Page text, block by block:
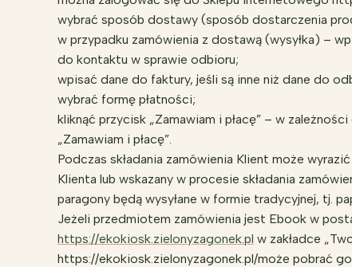
wybrać sposób dostawy (sposób dostarczenia
w przypadku zamówienia z dostawą (wysyłka) –
do kontaktu w sprawie odbioru;
wpisać dane do faktury, jeśli są inne niż dane do
wybrać formę płatności;
kliknąć przycisk „Zamawiam i płacę” – w
„Zamawiam i płacę”.
Podczas składania zamówienia Klient może
Klienta lub wskazany w procesie składania
paragony będą wysyłane w formie tradycyjnej, tj.
Jeżeli przedmiotem zamówienia jest Ebook w
https://ekokiosk.zielonyzagonek.pl w zakładce
https://ekokiosk.zielonyzagonek.pl/może pobrać